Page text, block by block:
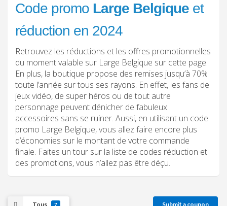
Code promo Large Belgique et
réduction en 2024
Retrouvez les réductions et les offres promotionnelles
du moment valable sur Large Belgique sur cette page.
En plus, la boutique propose des remises jusqu’à 70%
toute l’année sur tous ses rayons. En effet, les fans de
jeux vidéo, de super héros ou de tout autre
personnage peuvent dénicher de fabuleux
accessoires sans se ruiner. Aussi, en utilisant un code
promo Large Belgique, vous allez faire encore plus
d’économies sur le montant de votre commande
finale. Faites un tour sur la liste de codes réduction et
des promotions, vous n’allez pas être déçu.
Tous 7 Submit a coupon